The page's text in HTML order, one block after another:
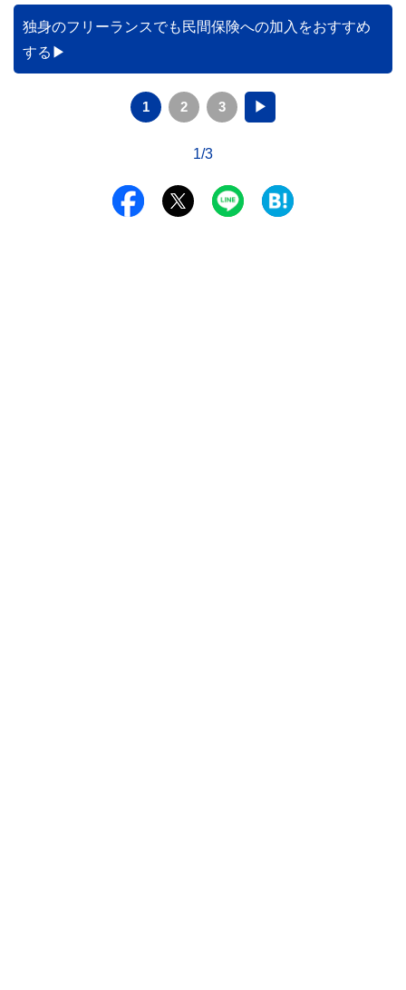
独身のフリーランスでも民間保険への加入をおすすめ
する
1 2 3 ▶
1/3